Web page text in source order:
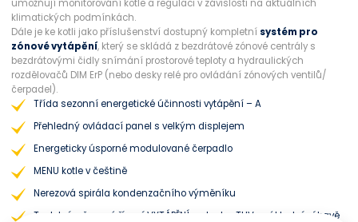
umožňují monitorování kotle a regulaci v závislosti na aktuálních
klimatických podmínkách.
Dále je ke kotli jako příslušenství dostupný kompletní systém pro
zónové vytápění, který se skládá z bezdrátové zónové centrály s
bezdrátovými čidly snímání prostorové teploty a hydraulických
rozdělovačů DIM ErP (nebo desky relé pro ovládání zónových ventilů/
čerpadel).
Třída sezonní energetické účinnosti vytápění – A
Přehledný ovládací panel s velkým displejem
Energeticky úsporné modulované čerpadlo
MENU kotle v češtině
Nerezová spirála kondenzačního výměníku
Teplotní a časové řízení VYTÁPĚNÍ a okruhu TUV v základní výbavě